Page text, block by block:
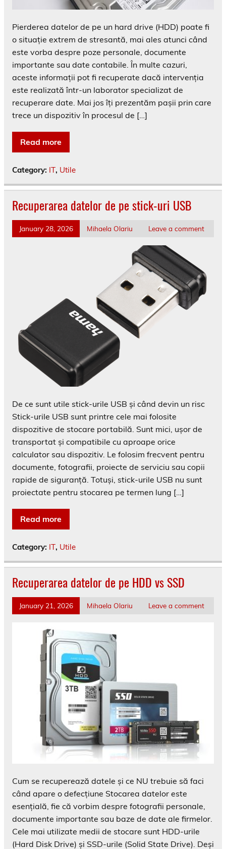
Pierderea datelor de pe un hard drive (HDD) poate fi
o situație extrem de stresantă, mai ales atunci când
este vorba despre poze personale, documente
importante sau date contabile. În multe cazuri,
aceste informații pot fi recuperate dacă intervenția
este realizată într-un laborator specializat de
recuperare date. Mai jos îți prezentăm pașii prin care
trece un dispozitiv în procesul de […]
Read more
Category: IT, Utile
Recuperarea datelor de pe stick-uri USB
January 28, 2026 Mihaela Olariu Leave a comment
De ce sunt utile stick-urile USB și când devin un risc
Stick-urile USB sunt printre cele mai folosite
dispozitive de stocare portabilă. Sunt mici, ușor de
transportat și compatibile cu aproape orice
calculator sau dispozitiv. Le folosim frecvent pentru
documente, fotografii, proiecte de serviciu sau copii
rapide de siguranță. Totuși, stick-urile USB nu sunt
proiectate pentru stocarea pe termen lung […]
Read more
Category: IT, Utile
Recuperarea datelor de pe HDD vs SSD
January 21, 2026 Mihaela Olariu Leave a comment
Cum se recuperează datele și ce NU trebuie să faci
când apare o defecțiune Stocarea datelor este
esențială, fie că vorbim despre fotografii personale,
documente importante sau baze de date ale firmelor.
Cele mai utilizate medii de stocare sunt HDD-urile
(Hard Disk Drive) și SSD-urile (Solid State Drive). Deși